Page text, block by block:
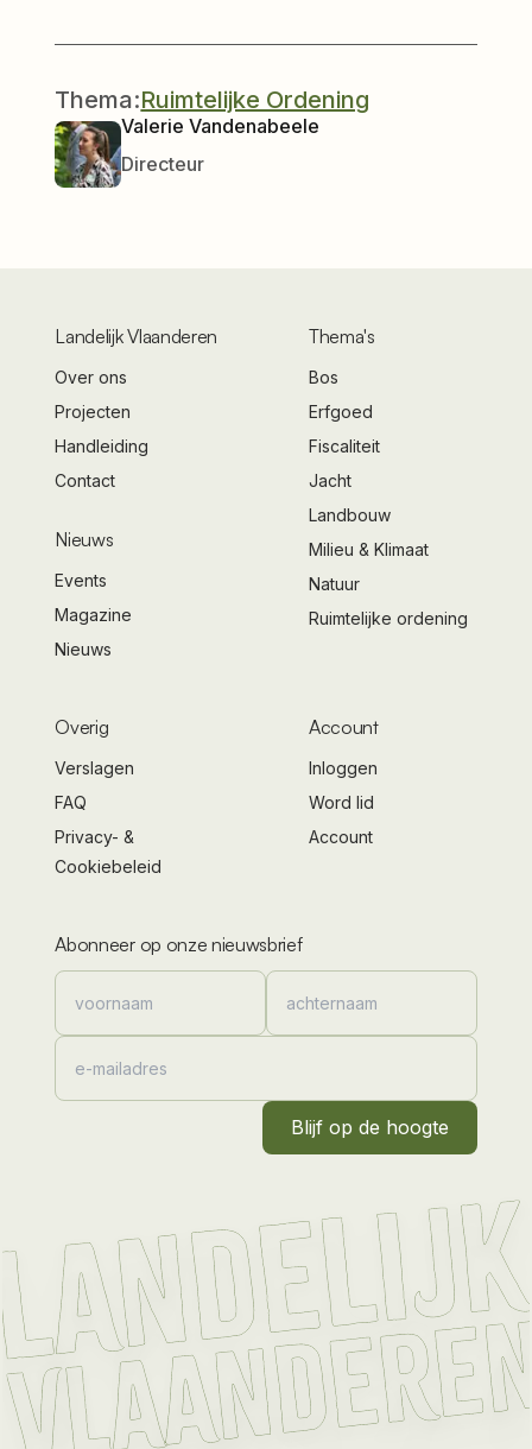
Valerie Vandenabeele
Directeur
Thema:Ruimtelijke Ordening
Landelijk Vlaanderen
Over ons
Projecten
Handleiding
Contact
Nieuws
Events
Magazine
Nieuws
Thema's
Bos
Erfgoed
Fiscaliteit
Jacht
Landbouw
Milieu & Klimaat
Natuur
Ruimtelijke ordening
Overig
Verslagen
FAQ
Privacy- &
Cookiebeleid
Account
Inloggen
Word lid
Account
Abonneer op onze nieuwsbrief
Blijf op de hoogte